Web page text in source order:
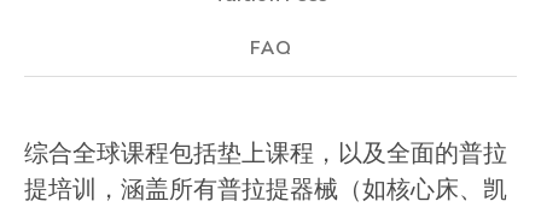
FAQ
综合全球课程包括垫上课程，以及全面的普拉
提培训，涵盖所有普拉提器械（如核心床、凯